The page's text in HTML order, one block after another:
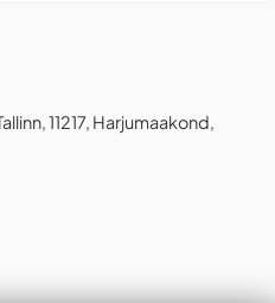
11217, Harjumaakond,